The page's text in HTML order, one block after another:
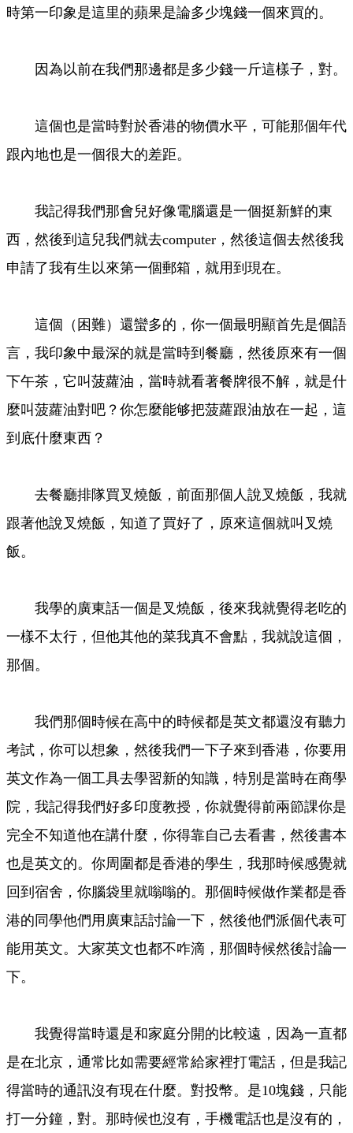
時第一印象是這里的蘋果是論多少塊錢一個來買的。
因為以前在我們那邊都是多少錢一斤這樣子，對。
這個也是當時對於香港的物價水平，可能那個年代
跟內地也是一個很大的差距。
我記得我們那會兒好像電腦還是一個挺新鮮的東
西，然後到這兒我們就去computer，然後這個去然後我
申請了我有生以來第一個郵箱，就用到現在。
這個（困難）還蠻多的，你一個最明顯首先是個語
言，我印象中最深的就是當時到餐廳，然後原來有一個
下午茶，它叫菠蘿油，當時就看著餐牌很不解，就是什
麼叫菠蘿油對吧？你怎麼能够把菠蘿跟油放在一起，這
到底什麼東西？
去餐廳排隊買叉燒飯，前面那個人說叉燒飯，我就
跟著他說叉燒飯，知道了買好了，原來這個就叫叉燒
飯。
我學的廣東話一個是叉燒飯，後來我就覺得老吃的
一樣不太行，但他其他的菜我真不會點，我就說這個，
那個。
我們那個時候在高中的時候都是英文都還沒有聽力
考試，你可以想象，然後我們一下子來到香港，你要用
英文作為一個工具去學習新的知識，特別是當時在商學
院，我記得我們好多印度教授，你就覺得前兩節課你是
完全不知道他在講什麼，你得靠自己去看書，然後書本
也是英文的。你周圍都是香港的學生，我那時候感覺就
回到宿舍，你腦袋里就嗡嗡的。那個時候做作業都是香
港的同學他們用廣東話討論一下，然後他們派個代表可
能用英文。大家英文也都不咋滴，那個時候然後討論一
下。
我覺得當時還是和家庭分開的比較遠，因為一直都
是在北京，通常比如需要經常給家裡打電話，但是我記
得當時的通訊沒有現在什麼。對投幣。是10塊錢，只能
打一分鐘，對。那時候也沒有，手機電話也是沒有的，